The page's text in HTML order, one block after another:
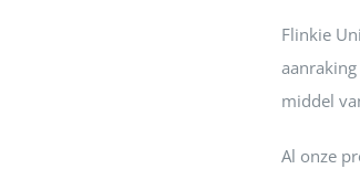
Flinkie
middel
Al onze